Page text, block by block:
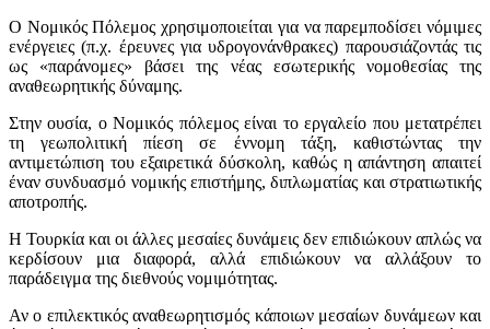
Ο Νομικός Πόλεμος χρησιμοποιείται για να παρεμποδίσει νόμιμες
ενέργειες (π.χ. έρευνες για υδρογονάνθρακες) παρουσιάζοντάς τις
ως «παράνομες» βάσει της νέας εσωτερικής νομοθεσίας της
αναθεωρητικής δύναμης.
Στην ουσία, ο Νομικός πόλεμος είναι το εργαλείο που μετατρέπει
τη γεωπολιτική πίεση σε έννομη τάξη, καθιστώντας την
αντιμετώπιση του εξαιρετικά δύσκολη, καθώς η απάντηση απαιτεί
έναν συνδυασμό νομικής επιστήμης, διπλωματίας και στρατιωτικής
αποτροπής.
Η Τουρκία και οι άλλες μεσαίες δυνάμεις δεν επιδιώκουν απλώς να
κερδίσουν μια διαφορά, αλλά επιδιώκουν να αλλάξουν το
παράδειγμα της διεθνούς νομιμότητας.
Αν ο επιλεκτικός αναθεωρητισμός κάποιων μεσαίων δυνάμεων και